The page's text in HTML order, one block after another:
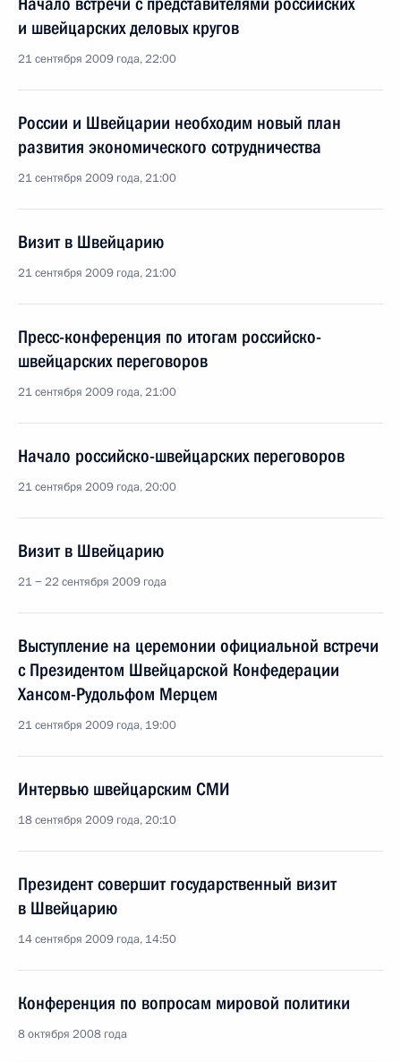
и швейцарских деловых кругов
21 сентября 2009 года, 22:00
России и Швейцарии необходим новый план
развития экономического сотрудничества
21 сентября 2009 года, 21:00
Визит в Швейцарию
21 сентября 2009 года, 21:00
Пресс-конференция по итогам российско-
швейцарских переговоров
21 сентября 2009 года, 21:00
Начало российско-швейцарских переговоров
21 сентября 2009 года, 20:00
Визит в Швейцарию
21 − 22 сентября 2009 года
Выступление на церемонии официальной встречи
с Президентом Швейцарской Конфедерации
Хансом-Рудольфом Мерцем
21 сентября 2009 года, 19:00
Интервью швейцарским СМИ
18 сентября 2009 года, 20:10
Президент совершит государственный визит
в Швейцарию
14 сентября 2009 года, 14:50
Конференция по вопросам мировой политики
8 октября 2008 года